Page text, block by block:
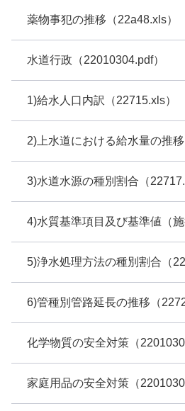
薬物事犯の推移（22a48.xls）
水道行政（22010304.pdf）
1)給水人口内訳（22715.xls）
2)上水道における給水量の推移
3)水道水源の種別割合（
4)水質基準項目及び基準値（
5)浄水処理方法の種別割合（
6)管種別管路延長の推移（
化学物質の安全対策（
家庭用品の安全対策（